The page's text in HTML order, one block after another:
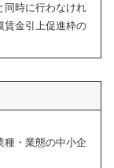
時に行わなけれ
金引上促進枠の
種・業態の中小企